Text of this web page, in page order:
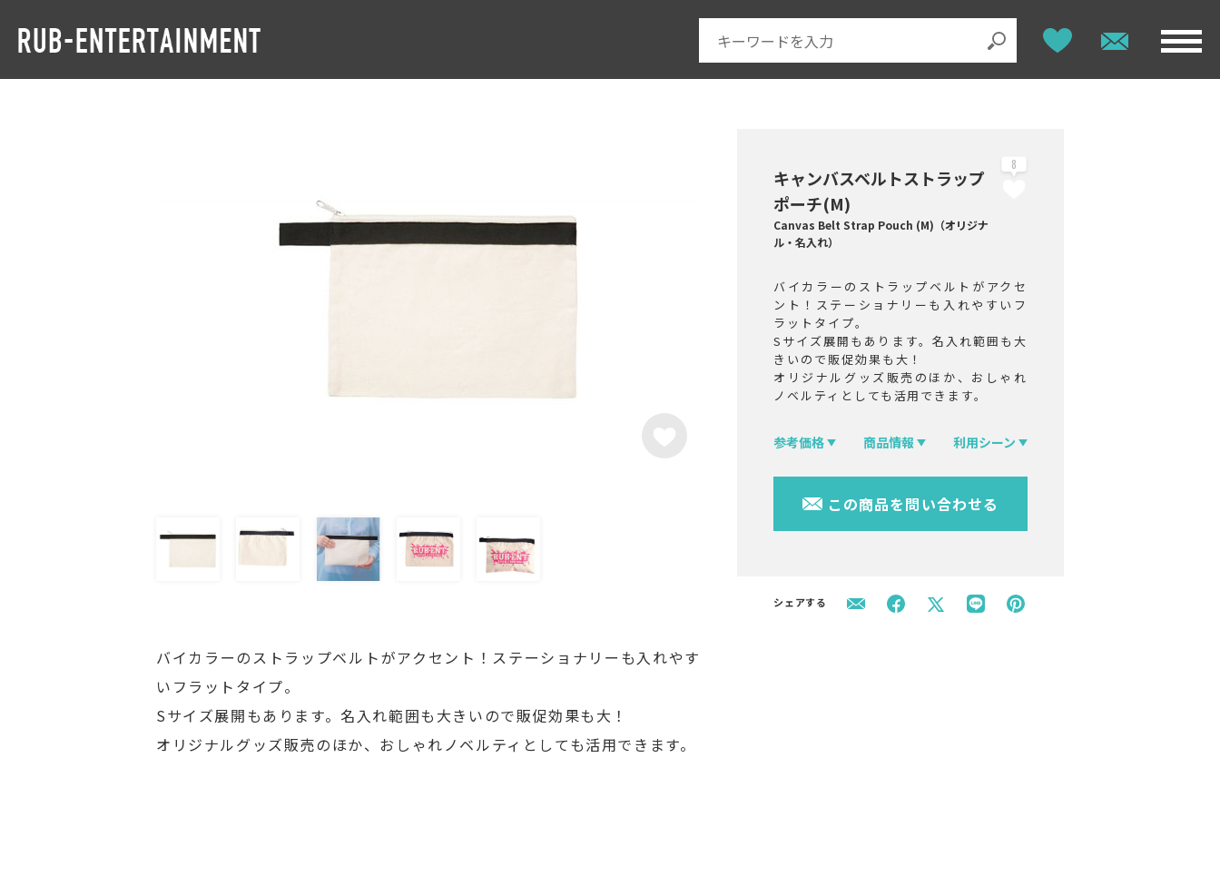
キャンバスベルトストラップ
ポーチ(M)
Canvas Belt Strap Pouch (M)（オリジナ
ル・名入れ）
8
バイカラーのストラップベルトがアクセ
ント！ステーショナリーも入れやすいフ
ラットタイプ。
Sサイズ展開もあります。名入れ範囲も大
きいので販促効果も大！
オリジナルグッズ販売のほか、おしゃれ
ノベルティとしても活用できます。
参考価格 商品情報 利用シーン
この商品を問い合わせる
シェアする
バイカラーのストラップベルトがアクセント！ステーショナリーも入れやす
いフラットタイプ。
Sサイズ展開もあります。名入れ範囲も大きいので販促効果も大！
オリジナルグッズ販売のほか、おしゃれノベルティとしても活用できます。